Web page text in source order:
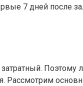
7 дней после
Рассмотрим